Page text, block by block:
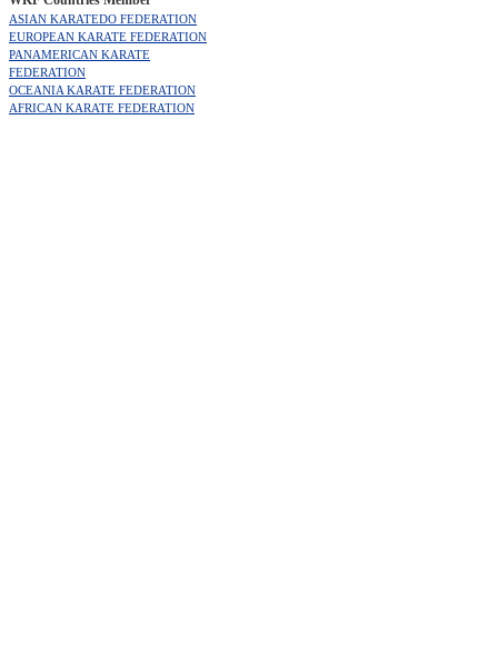
ASIAN KARATEDO FEDERATION
EUROPEAN KARATE FEDERATION
PANAMERICAN KARATE
FEDERATION
OCEANIA KARATE FEDERATION
AFRICAN KARATE FEDERATION